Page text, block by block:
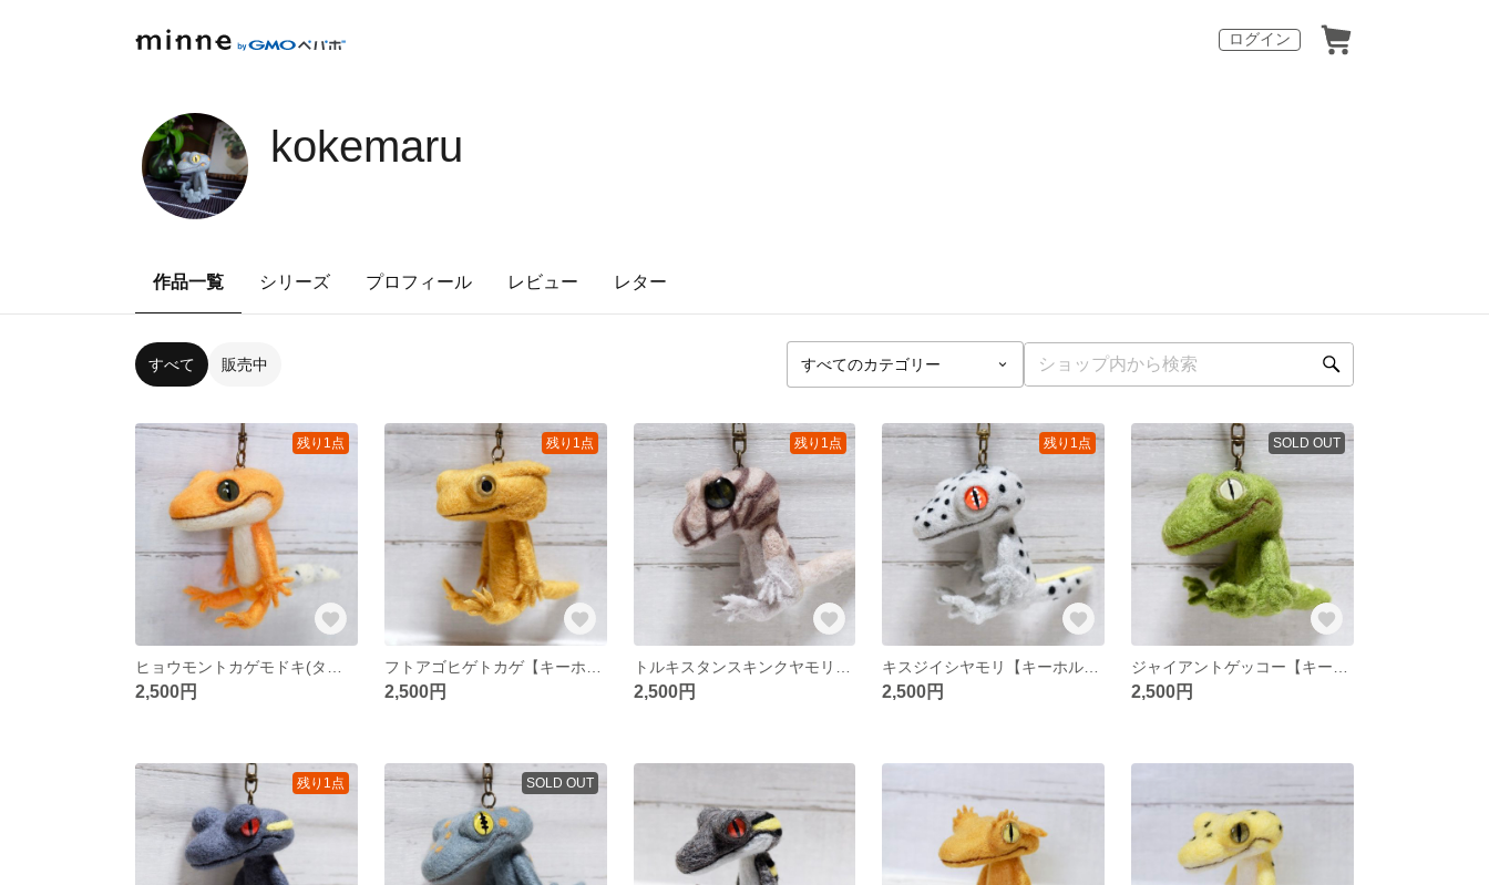
ログイン
kokemaru
作品一覧 シリーズ プロフィール レビュー レター
すべて 販売中
残り1点
2,500円
残り1点
2,500円
残り1点
2,500円
残り1点
2,500円
SOLD OUT
2,500円
残り1点 SOLD OUT